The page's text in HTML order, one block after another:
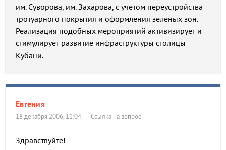
им. Суворова, им. Захарова, с учетом переустройства
тротуарного покрытия и оформления зеленых зон.
Реализация подобных мероприятий активизирует и
стимулирует развитие инфраструктуры столицы
Кубани.
Евгения
18 декабря 2006, 11:04 Ссылка на вопрос
Здравствуйте!